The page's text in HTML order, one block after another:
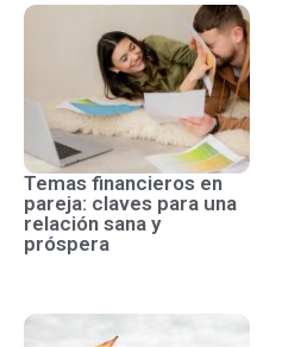
Temas financieros en
pareja: claves para una
relación sana y
próspera